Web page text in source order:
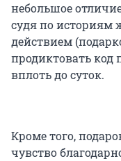
небольшое
судя по
действием
продиктовать код
вплоть до суток.
Кроме того,
чувство